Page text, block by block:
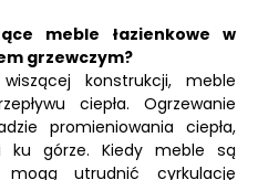
meble łazienkowe w
grzewczym?
konstrukcji, meble
ciepła. Ogrzewanie
promieniowania ciepła,
ku górze. Kiedy meble są
mogą utrudnić cyrkulację